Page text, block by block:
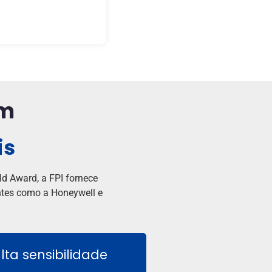
Award, a FPI fornece
como a Honeywell e
sensibilidade